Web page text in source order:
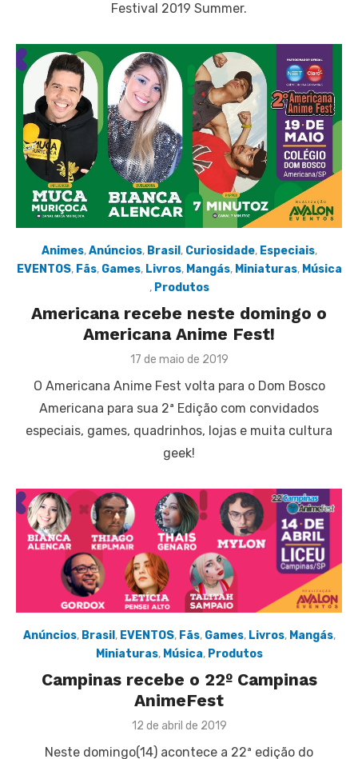
Festival 2019 Summer.
Animes,Anúncios, Brasil , Curiosidade, Especiais,
EVENTOS, Fãs, Games, Livros, Mangás, Miniaturas, Música
, Produtos
Americana recebe neste domingo o
Americana Anime Fest!
Posted
17 de maio de 2019
O Americana Anime Fest volta para o Dom Bosco
Americana para sua 2ª Edição com convidados
especiais, games, quadrinhos, lojas e muita cultura
geek!
Anúncios, Brasil , EVENTOS, Fãs, Games, Livros, Mangás,
Miniaturas, Música, Produtos
Campinas recebe o 22º Campinas
AnimeFest
Posted
12 de abril de 2019
Neste domingo(14) acontece a 22ª edição do